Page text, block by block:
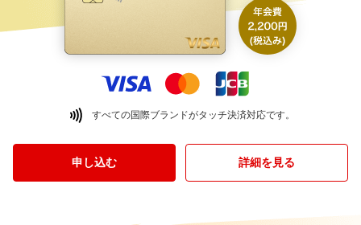
すべての国際ブランドがタッチ決済対応です。
申し込む 詳細を見る